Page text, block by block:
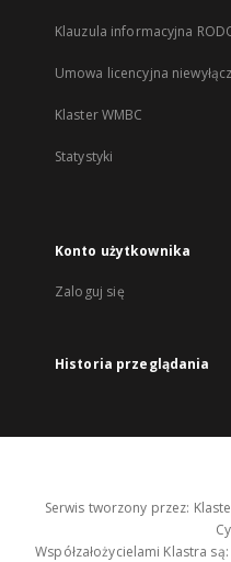
Klauzula informacyjna
Umowa licencyjna
Klaster WMBC
Statystyki
Konto użytkownika
Zaloguj się
Historia przeglądania
Serwis tworzony przez:
Współzałożycielami Klastra